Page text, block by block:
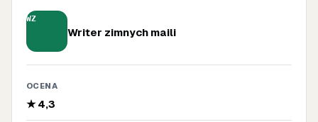
WZ
Writer zimnych maili
OCENA
★ 4,3